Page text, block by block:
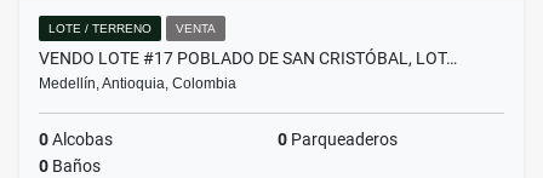
LOTE / TERRENO VENTA
VENDO LOTE #17 POBLADO DE SAN CRISTÓBAL, LOT…
Medellín, Antioquia, Colombia
0Alcobas 0 Parqueaderos
0 Baños